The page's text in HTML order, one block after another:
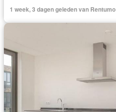
1 week, 3 dagen geleden van Rentumo